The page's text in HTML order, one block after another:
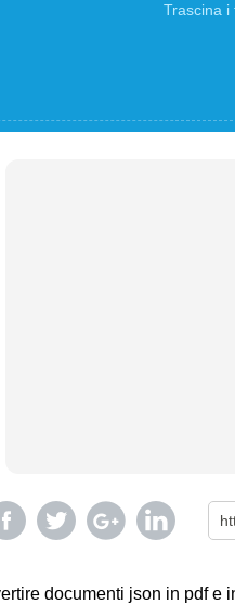
Trascina i
documenti json in pdf e